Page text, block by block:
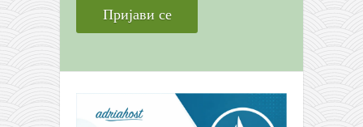
моја прича
контакт